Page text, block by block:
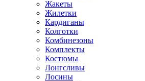
Жакеты
Жилетки
Кардиганы
Колготки
Комбинезоны
Комплекты
Костюмы
Лонгсливы
Лосины